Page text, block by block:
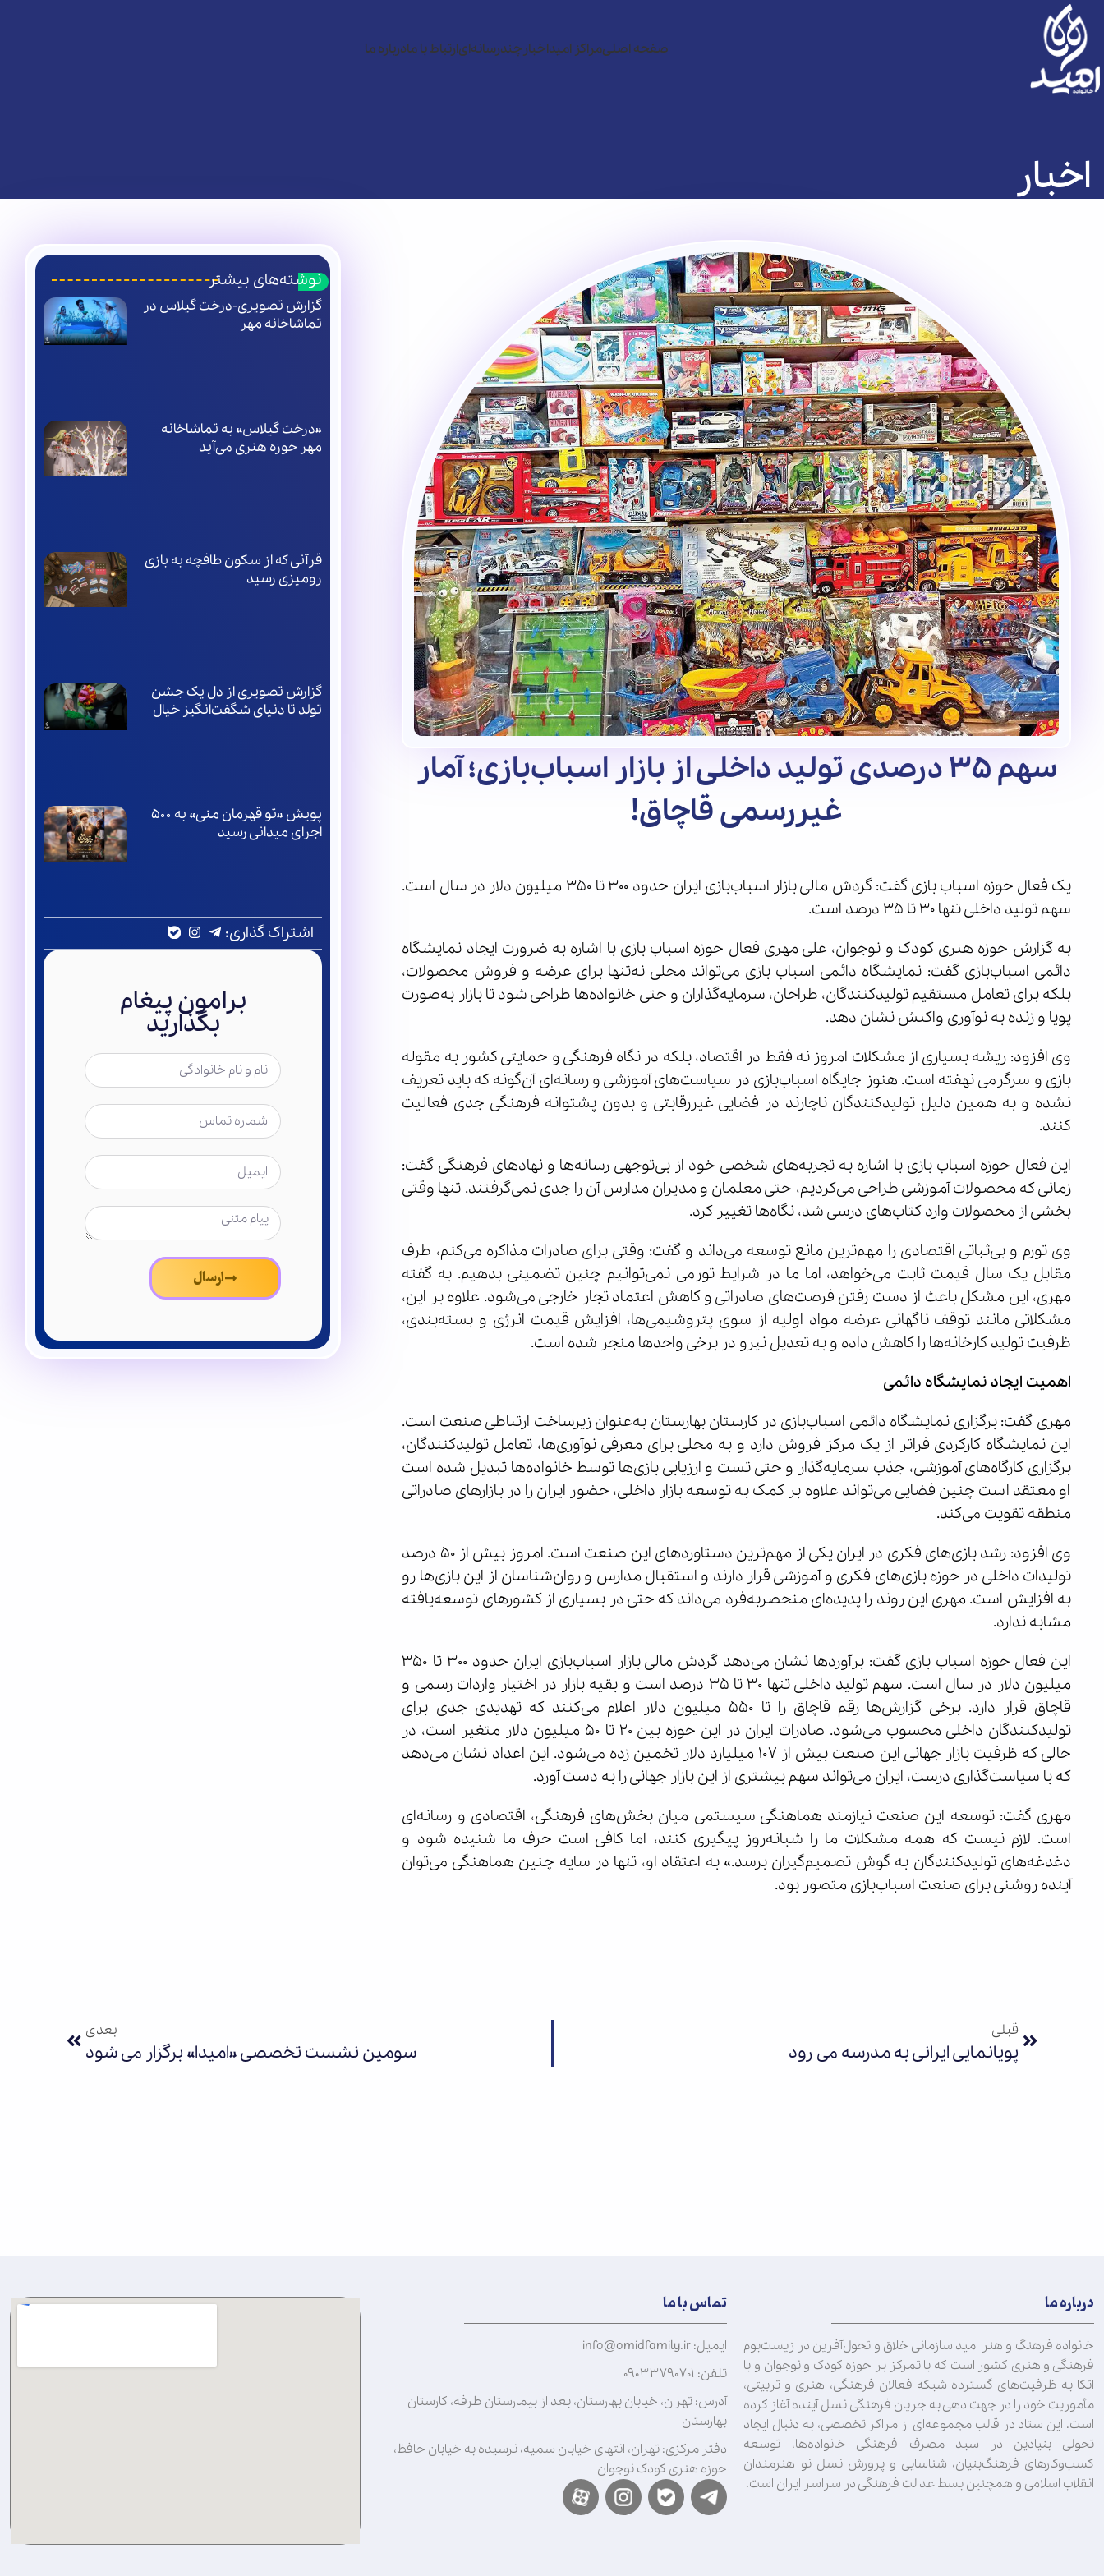
صفحه اصلیمراکز امیداخبار چندرسانه‌ایارتباط با مادرباره ما
اخبار
سهم ۳۵ درصدی تولید داخلی از بازار اسباب‌بازی؛ آمار
غیررسمی قاچاق!
یک فعال حوزه اسباب بازی گفت: گردش مالی بازار اسباب‌بازی ایران حدود ۳۰۰ تا ۳۵۰ میلیون دلار در سال است.
سهم تولید داخلی تنها ۳۰ تا ۳۵ درصد است.
به گزارش حوزه هنری کودک و نوجوان، علی مهری فعال حوزه اسباب بازی با اشاره به ضرورت ایجاد نمایشگاه
دائمی اسباب‌بازی گفت: نمایشگاه دائمی اسباب بازی می‌تواند محلی نه‌تنها برای عرضه و فروش محصولات،
بلکه برای تعامل مستقیم تولیدکنندگان، طراحان، سرمایه‌گذاران و حتی خانواده‌ها طراحی شود تا بازار به‌صورت
پویا و زنده به نوآوری واکنش نشان دهد.
وی افزود: ریشه بسیاری از مشکلات امروز نه فقط در اقتصاد، بلکه در نگاه فرهنگی و حمایتی کشور به مقوله
بازی و سرگرمی نهفته است. هنوز جایگاه اسباب‌بازی در سیاست‌های آموزشی و رسانه‌ای آن‌گونه که باید تعریف
نشده و به همین دلیل تولیدکنندگان ناچارند در فضایی غیررقابتی و بدون پشتوانه فرهنگی جدی فعالیت
کنند.
این فعال حوزه اسباب بازی با اشاره به تجربه‌های شخصی خود از بی‌توجهی رسانه‌ها و نهادهای فرهنگی گفت:
زمانی که محصولات آموزشی طراحی می‌کردیم، حتی معلمان و مدیران مدارس آن را جدی نمی‌گرفتند. تنها وقتی
بخشی از محصولات وارد کتاب‌های درسی شد، نگاه‌ها تغییر کرد.
وی تورم و بی‌ثباتی اقتصادی را مهم‌ترین مانع توسعه می‌داند و گفت: وقتی برای صادرات مذاکره می‌کنم، طرف
مقابل یک سال قیمت ثابت می‌خواهد، اما ما در شرایط تورمی نمی‌توانیم چنین تضمینی بدهیم. به گفته
مهری، این مشکل باعث از دست رفتن فرصت‌های صادراتی و کاهش اعتماد تجار خارجی می‌شود. علاوه بر این،
مشکلاتی مانند توقف ناگهانی عرضه مواد اولیه از سوی پتروشیمی‌ها، افزایش قیمت انرژی و بسته‌بندی،
ظرفیت تولید کارخانه‌ها را کاهش داده و به تعدیل نیرو در برخی واحدها منجر شده است.
اهمیت ایجاد نمایشگاه دائمی
مهری گفت: برگزاری نمایشگاه دائمی اسباب‌بازی در کارستان بهارستان به‌عنوان زیرساخت ارتباطی صنعت است.
این نمایشگاه کارکردی فراتر از یک مرکز فروش دارد و به محلی برای معرفی نوآوری‌ها، تعامل تولیدکنندگان،
برگزاری کارگاه‌های آموزشی، جذب سرمایه‌گذار و حتی تست و ارزیابی بازی‌ها توسط خانواده‌ها تبدیل شده است
او معتقد است چنین فضایی می‌تواند علاوه بر کمک به توسعه بازار داخلی، حضور ایران را در بازارهای صادراتی
منطقه تقویت می‌کند.
وی افزود: رشد بازی‌های فکری در ایران یکی از مهم‌ترین دستاوردهای این صنعت است. امروز بیش از ۵۰ درصد
تولیدات داخلی در حوزه بازی‌های فکری و آموزشی قرار دارند و استقبال مدارس و روان‌شناسان از این بازی‌ها رو
به افزایش است. مهری این روند را پدیده‌ای منحصربه‌فرد می‌داند که حتی در بسیاری از کشورهای توسعه‌یافته
مشابه ندارد.
این فعال حوزه اسباب بازی گفت: برآوردها نشان می‌دهد گردش مالی بازار اسباب‌بازی ایران حدود ۳۰۰ تا ۳۵۰
میلیون دلار در سال است. سهم تولید داخلی تنها ۳۰ تا ۳۵ درصد است و بقیه بازار در اختیار واردات رسمی و
قاچاق قرار دارد. برخی گزارش‌ها رقم قاچاق را تا ۵۵۰ میلیون دلار اعلام می‌کنند که تهدیدی جدی برای
تولیدکنندگان داخلی محسوب می‌شود. صادرات ایران در این حوزه بین ۲۰ تا ۵۰ میلیون دلار متغیر است، در
حالی که ظرفیت بازار جهانی این صنعت بیش از ۱۰۷ میلیارد دلار تخمین زده می‌شود. این اعداد نشان می‌دهد
که با سیاست‌گذاری درست، ایران می‌تواند سهم بیشتری از این بازار جهانی را به دست آورد.
مهری گفت: توسعه این صنعت نیازمند هماهنگی سیستمی میان بخش‌های فرهنگی، اقتصادی و رسانه‌ای
است. لازم نیست که همه مشکلات ما را شبانه‌روز پیگیری کنند، اما کافی است حرف ما شنیده شود و
دغدغه‌های تولیدکنندگان به گوش تصمیم‌گیران برسد.» به اعتقاد او، تنها در سایه چنین هماهنگی می‌توان
آینده روشنی برای صنعت اسباب‌بازی متصور بود.
نوشته‌های بیشتر
گزارش تصویری-درخت گیلاس در
تماشاخانه مهر
«درخت گیلاس» به تماشاخانه
مهر حوزه هنری می‌آید
قرآنی که از سکون طاقچه به بازی
رومیزی رسید
گزارش تصویری از دل یک جشن
تولد تا دنیای شگفت‌انگیز خیال
پویش «تو قهرمان منی» به ۵۰۰
اجرای میدانی رسید
اشتراک گذاری:
برامون پیغام
بگذارید
ارسال
قبلی
پویانمایی ایرانی به مدرسه می رود
بعدی
سومین نشست تخصصی «امیدا» برگزار می شود
درباره ما
خانواده فرهنگ و هنر امید سازمانی خلاق و تحول‌آفرین در زیست‌بوم
فرهنگی و هنری کشور است که با تمرکز بر حوزه کودک و نوجوان و با
اتکا به ظرفیت‌های گسترده شبکه فعالان فرهنگی، هنری و تربیتی،
مأموریت خود را در جهت‌ دهی به جریان فرهنگی نسل آینده آغاز کرده
است. این ستاد در قالب مجموعه‌ای از مراکز تخصصی، به دنبال ایجاد
تحولی بنیادین در سبد مصرف فرهنگی خانواده‌ها، توسعه
کسب‌وکارهای فرهنگ‌بنیان، شناسایی و پرورش نسل نو هنرمندان
انقلاب اسلامی و همچنین بسط عدالت فرهنگی در سراسر ایران است.
تماس با ما
ایمیل: info@omidfamily.ir
تلفن: ۰۹۰۳۳۷۹۰۷۰۱
آدرس: تهران، خیابان بهارستان، بعد از بیمارستان طرفه، کارستان
بهارستان
دفتر مرکزی: تهران، انتهای خیابان سمیه، نرسیده به خیابان حافظ،
حوزه هنری کودک نوجوان